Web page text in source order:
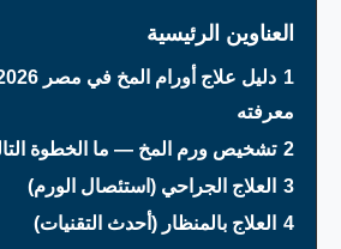
العناوين الرئيسية
1
معرفته
2 تشخيص ورم المخ — ما الخطوة
3 العلاج الجراحي (استئصال الورم)
4 العلاج بالمنظار (أحدث التقنيات)